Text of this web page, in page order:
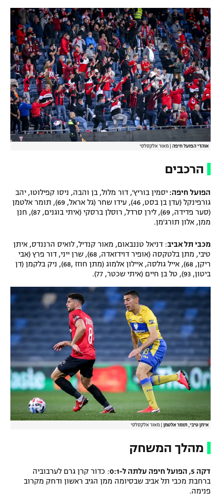
אוהדי הפועל חיפה מאור אלקסלסי
הרכבים
הפועל חיפה: יסמין בוריץ', דור מלול, בן והבה, ניסו קפילוטו, יהב
גורפינקל (עדן בן בסט, 46), עידו שחר (גל אראל, 69), תומר אלטמן
(סער פדידה, 69), לירן סרדל, רוסלן ברסקי (איתי בוגנים, 87), חנן
ממן, אלון תורג'מן.
מכבי תל אביב: דניאל טננבאום, מאור קנדיל, לואיס הרננדס, איתן
טיבי, מתן בלטקסה (אופיר דוידזאדה, 68), שרן ייני, דור פרץ (אבי
ריקן, 68), אייל גולסה, איילון אלמוג (מתן חוזז ,68), ניק בלקמן (דן
ביטון, 93), טל בן חיים (איתי שכטר, 77).
איתן טיבי, תומר אלטמן מאור אלקסלסי
מהלך המשחק
דקה 5, הפועל חיפה עלתה ל-0:1
: כדור קרן גרם לערבוביה
ברחבת מכבי תל אביב שבסיומה ממן הגיב ראשון ודחק מקרוב
פנימה.